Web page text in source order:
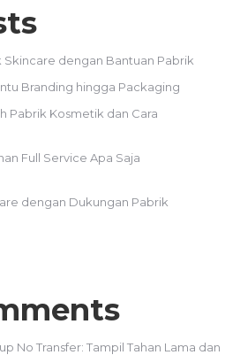
dengan Bantuan Pabrik
Branding hingga Packaging
Pabrik Kosmetik dan Cara
Full Service Apa Saja
dengan Dukungan Pabrik
No Transfer: Tampil Tahan Lama dan